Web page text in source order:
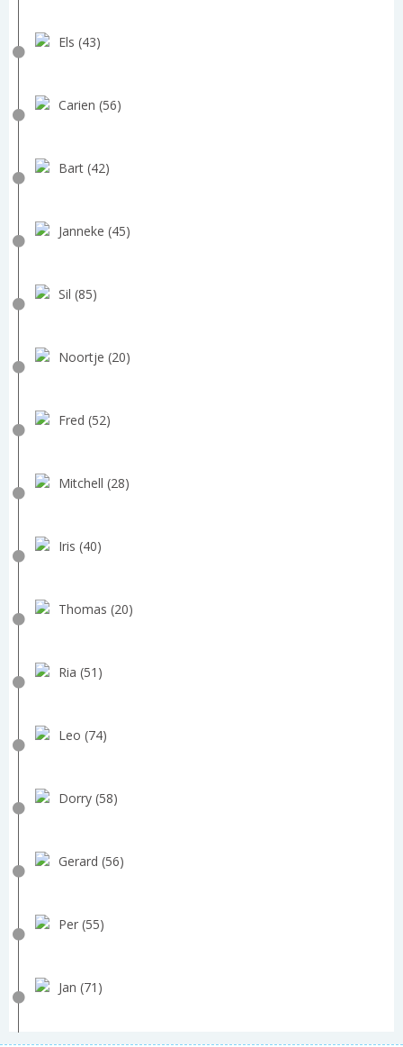
Els (43)
Carien (56)
Bart (42)
Janneke (45)
Sil (85)
Noortje (20)
Fred (52)
Mitchell (28)
Iris (40)
Thomas (20)
Ria (51)
Leo (74)
Dorry (58)
Gerard (56)
Per (55)
Jan (71)